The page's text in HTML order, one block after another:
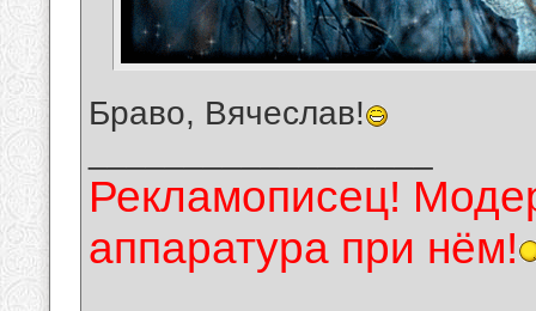
Браво, Вячеслав!
Рекламописец!
аппаратура при нём!